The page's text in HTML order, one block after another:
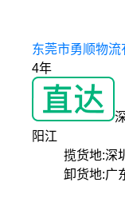
东莞市勇顺物流
4年
阳江
揽货地:深
卸货地:广